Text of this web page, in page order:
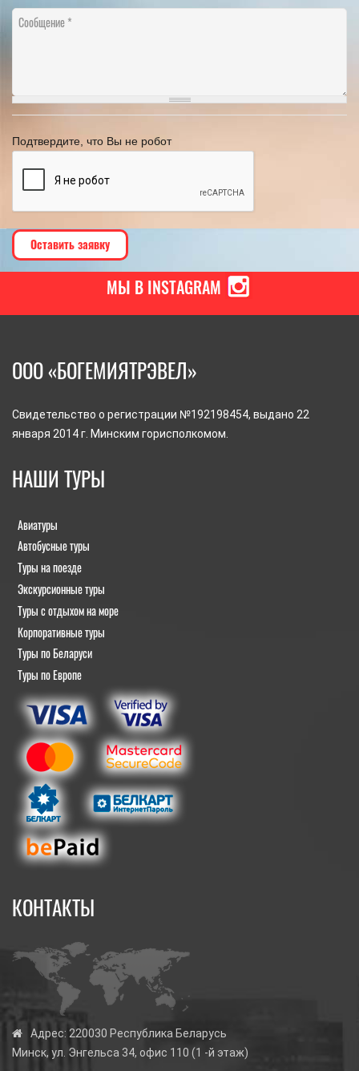
Сообщение
Подтвердите, что Вы не робот
МЫ В INSTAGRAM
ООО «БОГЕМИЯТРЭВЕЛ»
Свидетельство о регистрации №192198454, выдано 22
января 2014 г. Минским горисполкомом.
НАШИ ТУРЫ
Авиатуры
Автобусные туры
Туры на поезде
Экскурсионные туры
Туры с отдыхом на море
Корпоративные туры
Туры по Беларуси
Туры по Европе
КОНТАКТЫ
Адрес: 220030 Республика Беларусь
Минск, ул. Энгельса 34, офис 110 (1 -й этаж)